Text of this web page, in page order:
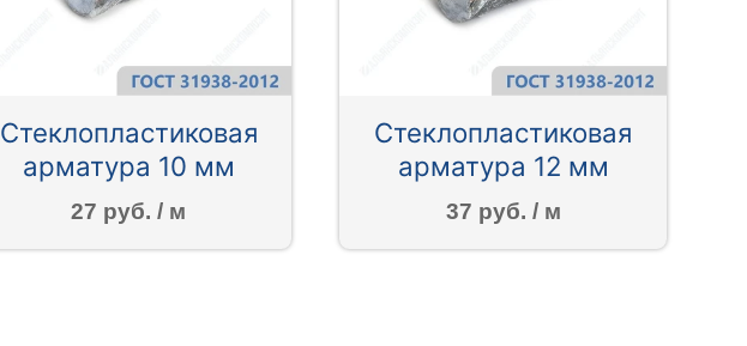
Стеклопластиковая
арматура 10 мм
27 руб. / м
Стеклопластиковая
арматура 12 мм
37 руб. / м